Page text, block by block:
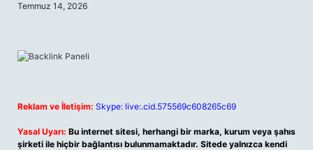
Temmuz 14, 2026
Reklam ve İletişim: Skype: live:.cid.575569c608265c69
Yasal Uyarı: Bu internet sitesi, herhangi bir marka, kurum veya şahıs
şirketi ile hiçbir bağlantısı bulunmamaktadır. Sitede yalnızca kendi